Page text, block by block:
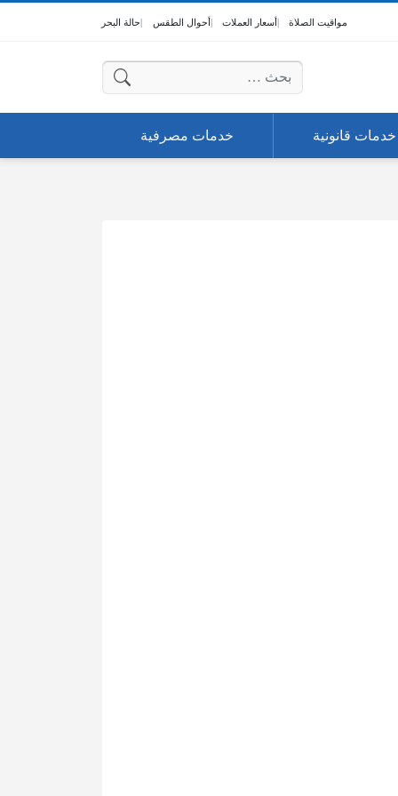
مواقيت الصلاة أسعار العملات أحوال الطقس حالة البحر
البحث عن:
خدمات قانونية خدمات مصرفية